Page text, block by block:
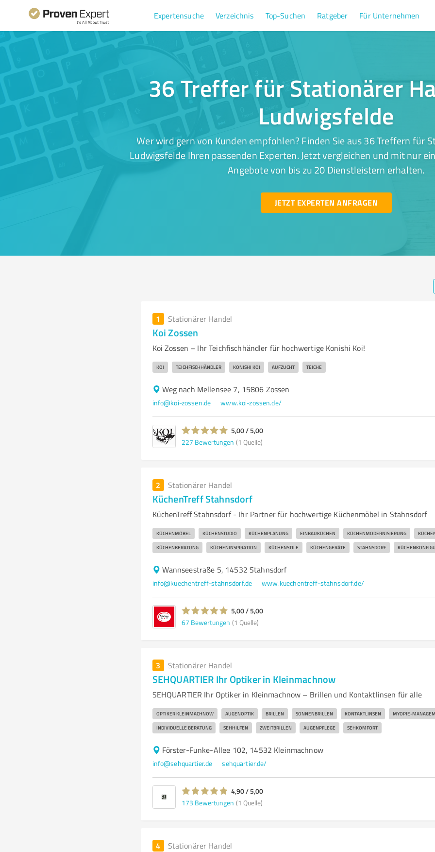
Expertensuche Verzeichnis Top-Suchen Ratgeber Für Unternehmen
36 Treffer für Stationärer
Ludwigsfelde
Wer wird gern von Kunden empfohlen? Finden Sie aus 36 Treffern für
Ludwigsfelde Ihren passenden Experten. Jetzt vergleichen und mit nur
Angebote von bis zu 20 Dienstleistern erhalten.
JETZT EXPERTEN ANFRAGEN
1 Stationärer Handel
Koi Zossen
Koi Zossen – Ihr Teichfischhändler für hochwertige Konishi Koi!
KOI TEICHFISCHHÄNDLER KONISHI KOI AUFZUCHT TEICHE
Weg nach Mellensee 7, 15806 Zossen
info@koi-zossen.de www.koi-zossen.de/
5,00 / 5,00
227 Bewertungen (1 Quelle)
2 Stationärer Handel
KüchenTreff Stahnsdorf
KüchenTreff Stahnsdorf - Ihr Partner für hochwertige Küchenmöbel in Stahnsdorf
KÜCHENMÖBEL KÜCHENSTUDIO KÜCHENPLANUNG EINBAUKÜCHEN KÜCHENMODERNISIERUNG
KÜCHENBERATUNG KÜCHENINSPIRATION KÜCHENSTILE KÜCHENGERÄTE STAHNSDORF
Wannseestraße 5, 14532 Stahnsdorf
info@kuechentreff-stahnsdorf.de www.kuechentreff-stahnsdorf.de/
5,00 / 5,00
67 Bewertungen (1 Quelle)
3 Stationärer Handel
SEHQUARTIER Ihr Optiker in Kleinmachnow
SEHQUARTIER Ihr Optiker in Kleinmachnow – Brillen und Kontaktlinsen für alle
OPTIKER KLEINMACHNOW AUGENOPTIK BRILLEN SONNENBRILLEN KONTAKTLINSEN MYOPIE-
INDIVIDUELLE BERATUNG SEHHILFEN ZWEITBRILLEN AUGENPFLEGE SEHKOMFORT
Förster-Funke-Allee 102, 14532 Kleinmachnow
info@sehquartier.de sehquartier.de/
4,90 / 5,00
173 Bewertungen (1 Quelle)
4 Stationärer Handel